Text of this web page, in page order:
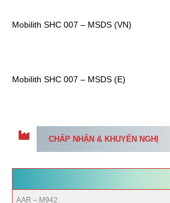
Mobilith SHC 007 – MSDS (VN)
Mobilith SHC 007 – MSDS (E)
CHẤP NHẬN & KHUYẾN NGHỊ
AAR – M942